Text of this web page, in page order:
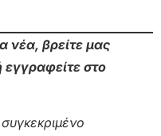
νέα, βρείτε μας
εγγραφείτε στο